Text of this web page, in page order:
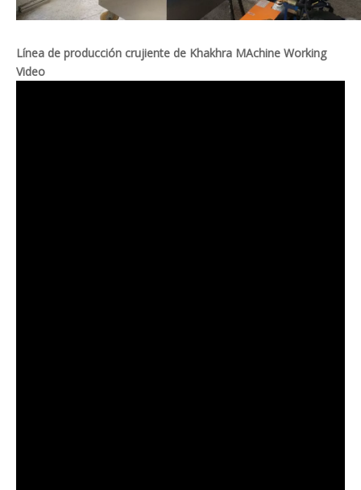
Línea de producción crujiente de Khakhra MAchine Working
Video